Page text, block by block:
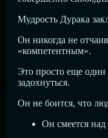
Мудрость Дурака
Он никогда не
«компетентным».
Это просто еще
задохнуться.
Он не боится, что
Он смеется над